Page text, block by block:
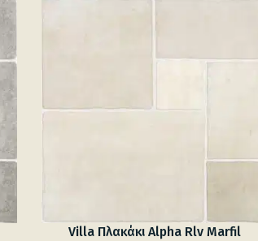
Villa Πλακάκι Alpha Rlv Marfil